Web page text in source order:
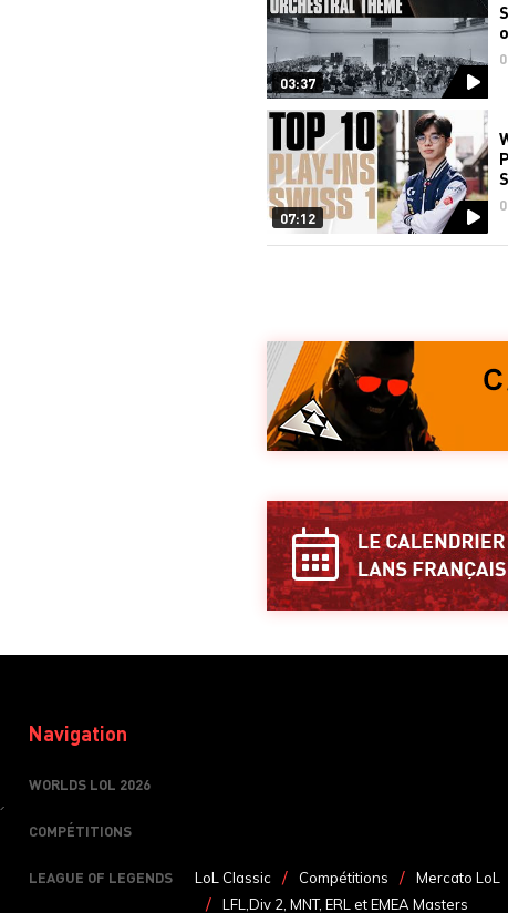
03:37
0
07:12
0
Navigation
WORLDS LOL 2026
COMPÉTITIONS
LEAGUE OF LEGENDS LoL Classic Compétitions
Mercato LoL
LFL,Div 2, MNT, ERL et EMEA Masters